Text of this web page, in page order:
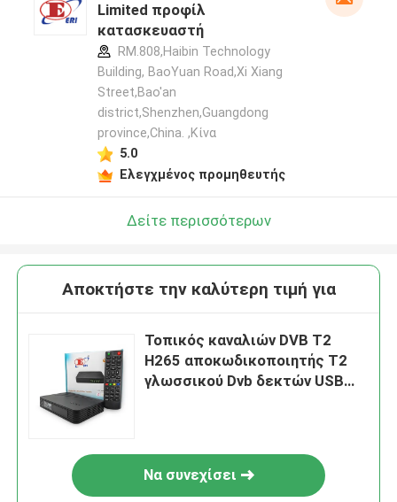
Limited προφίλ
κατασκευαστή
RM.808,Haibin Technology
Building, BaoYuan Road,Xi Xiang
Street,Bao'an
district,Shenzhen,Guangdong
province,China. ,Κίνα
5.0
Ελεγχμένος προμηθευτής
Δείτε περισσότερων
Αποκτήστε την καλύτερη τιμή για
Τοπικός καναλιών DVB T2
H265 αποκωδικοποιητής T2
γλωσσικού Dvb δεκτών USB
Να συνεχίσει